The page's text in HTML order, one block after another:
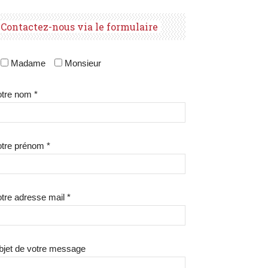
Contactez-nous via le formulaire
Madame Monsieur
nom *
prénom *
adresse mail *
de votre message